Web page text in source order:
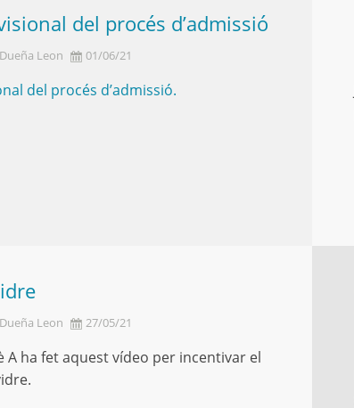
del procés d’admissió
Leon 01/06/21
del procés d’admissió.
Leon 27/05/21
A ha fet aquest vídeo per incentivar el